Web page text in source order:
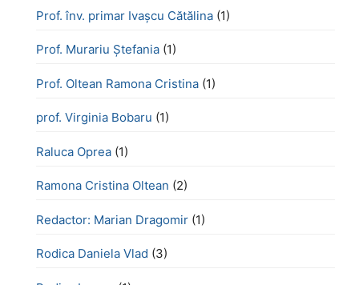
Prof. înv. primar Ivașcu Cătălina (1)
Prof. Murariu Ștefania (1)
Prof. Oltean Ramona Cristina (1)
prof. Virginia Bobaru (1)
Raluca Oprea (1)
Ramona Cristina Oltean (2)
Redactor: Marian Dragomir (1)
Rodica Daniela Vlad (3)